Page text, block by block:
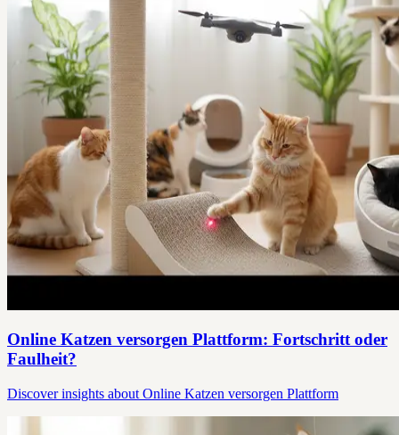
Online Katzen versorgen Plattform: Fortschritt oder
Faulheit?
Discover insights about Online Katzen versorgen Plattform